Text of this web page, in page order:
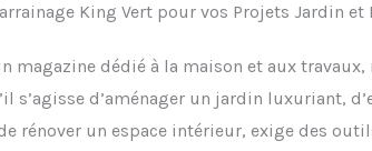
King Vert pour vos Projets Jardin et
magazine dédié à la maison et aux travaux,
s’agisse d’aménager un jardin luxuriant,
rénover un espace intérieur, exige des